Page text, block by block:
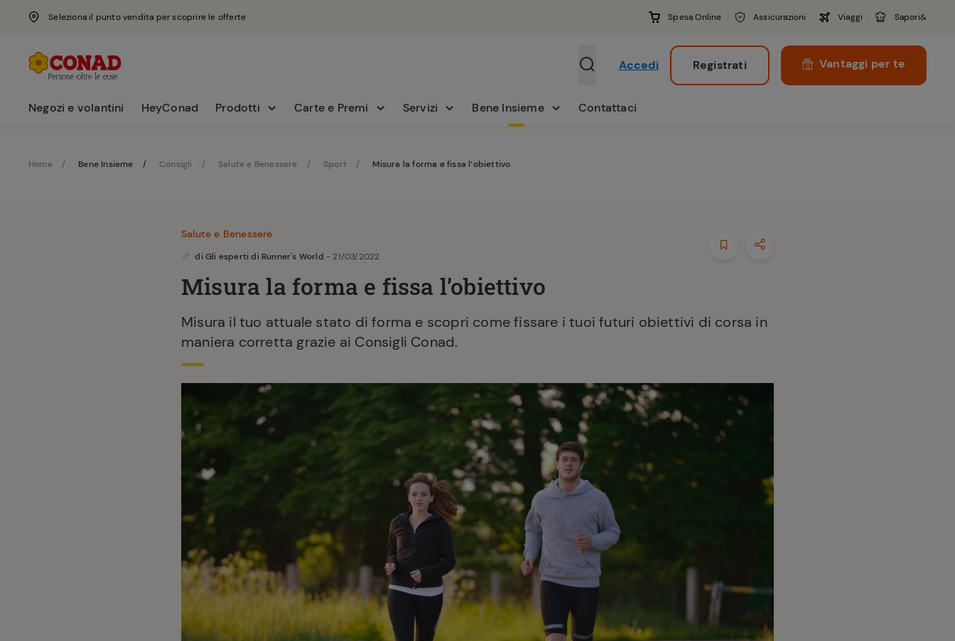
Seleziona il punto vendita per scoprire le offerte Spesa Online Assicurazioni Viaggi Sapori&
Accedi Registrati Vantaggi per te
Negozi e volantini HeyConad Prodotti Carte e Premi Servizi Bene Insieme Contattaci
Home Bene Insieme Consigli Salute e Benessere Sport Misura la forma e fissa l’obiettivo
Salute e Benessere
diGli esperti di Runner's World - 21/03/2022
Misura la forma e fissa l’obiettivo
Misura il tuo attuale stato di forma e scopri come fissare i tuoi futuri obiettivi di corsa in
maniera corretta grazie ai Consigli Conad.